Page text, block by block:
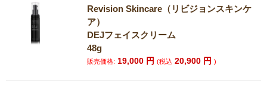
Revision Skincare（リビジョンスキンケ
ア）
DEJフェイスクリーム
48g
販売価格: 19,000 円(税込 20,900 円)